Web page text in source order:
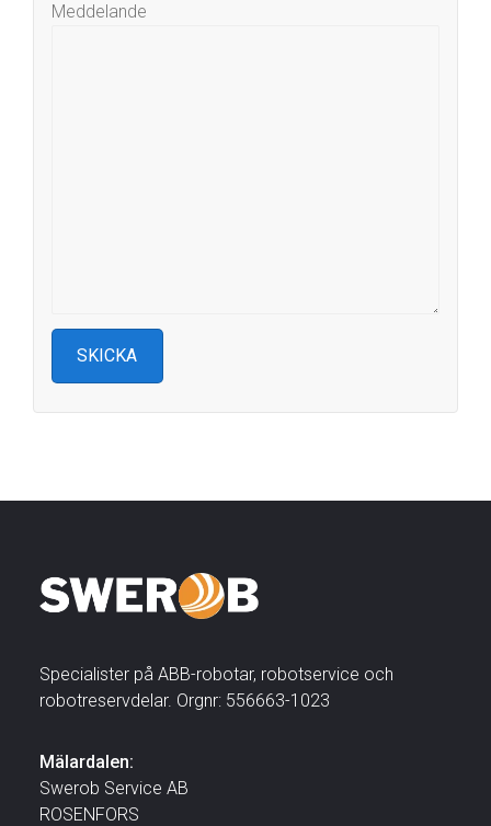
Meddelande
Specialister på ABB-robotar, robotservice och
robotreservdelar. Orgnr: 556663-1023
Mälardalen:
Swerob Service AB
ROSENFORS